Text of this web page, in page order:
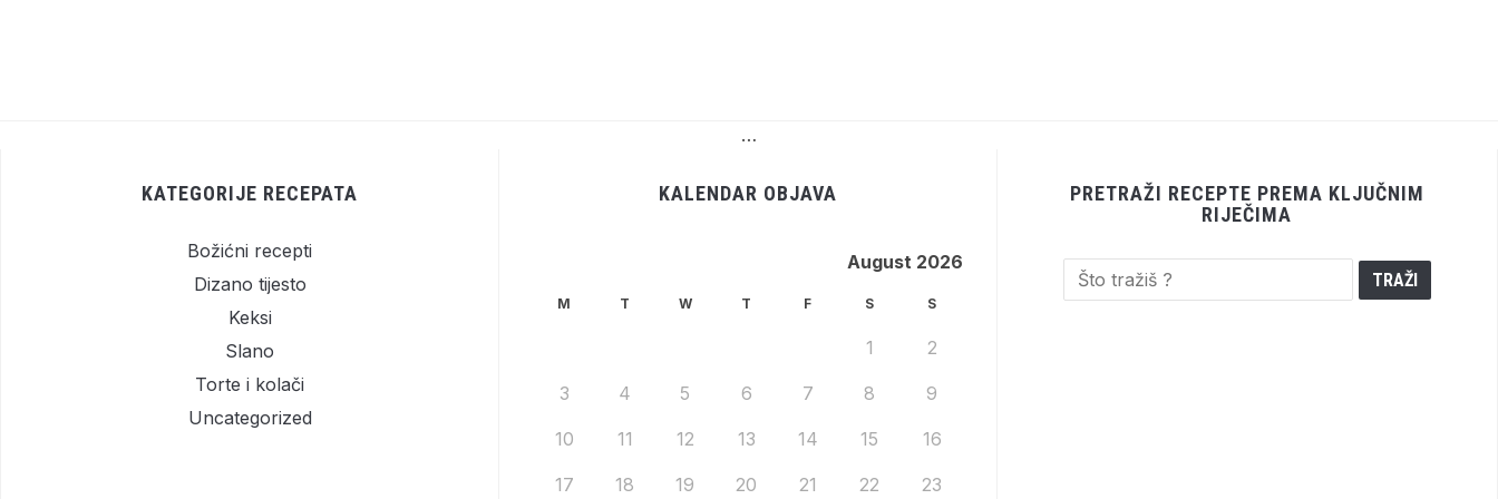
…
KATEGORIJE RECEPATA
Božićni recepti
Dizano tijesto
Keksi
Slano
Torte i kolači
Uncategorized
KALENDAR OBJAVA
August 2026
M T W T F S S
1 2
3 4 5 6 7 8 9
10 11 12 13 14 15 16
17 18 19 20 21 22 23
PRETRAŽI RECEPTE PREMA KLJUČNIM
RIJEČIMA